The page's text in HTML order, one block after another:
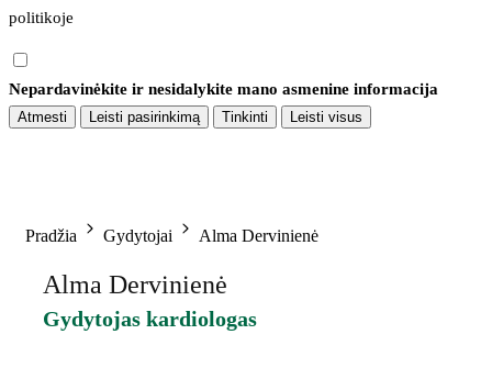
politikoje
Nepardavinėkite ir nesidalykite mano asmenine informacija
Atmesti Leisti pasirinkimą Tinkinti Leisti visus
Pradžia Gydytojai Alma Dervinienė
Alma Dervinienė
Gydytojas kardiologas